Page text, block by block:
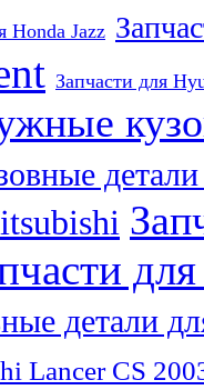
Honda Jazz
Запчасти для
детали
Lancer CS